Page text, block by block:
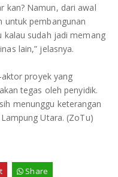
kan? Namun, dari awal
untuk pembangunan
kalau sudah jadi memang
lain,” jelasnya.
proyek yang
tegas oleh penyidik.
menunggu keterangan
Utara. (ZoTu)
Share